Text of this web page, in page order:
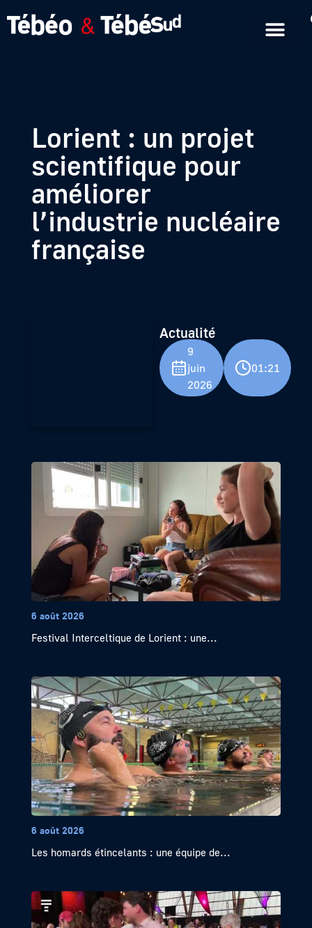
Lorient : un projet
scientifique pour
améliorer
l’industrie nucléaire
française
Actualité
9
juin
2026
01:21
6 août 2026
Festival Interceltique de Lorient : une...
6 août 2026
Les homards étincelants : une équipe de...